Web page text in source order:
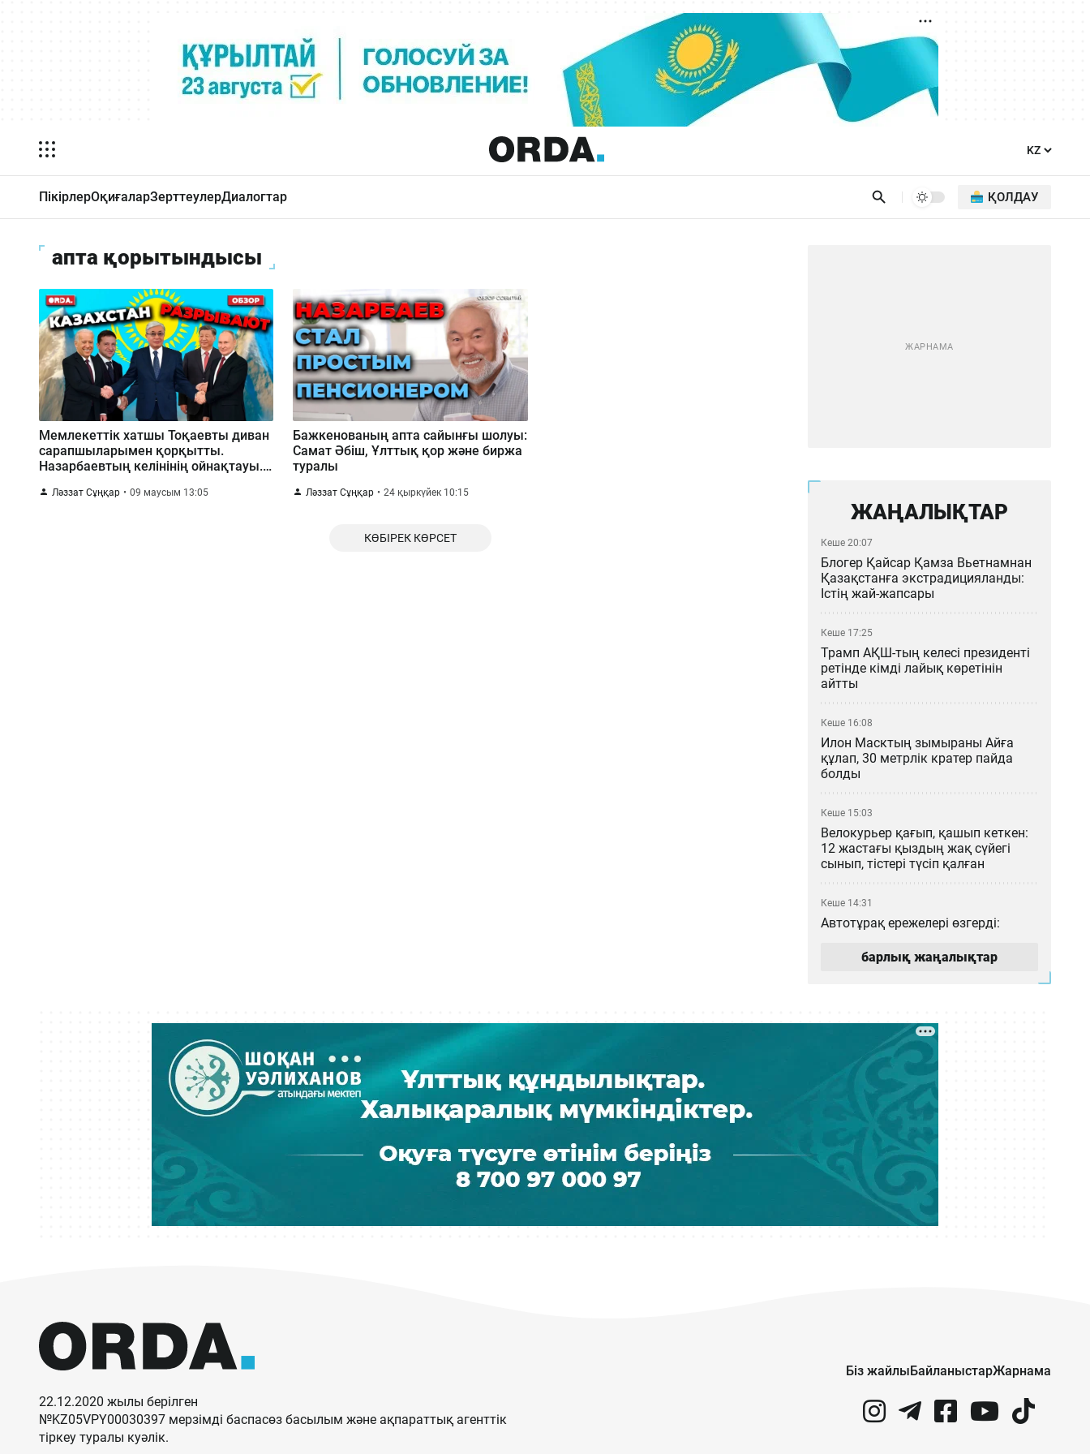
ПікірлерОқиғаларЗерттеулерДиалогтар ҚОЛДАУ
апта қорытындысы
Мемлекеттік хатшы Тоқаевты диван
сарапшыларымен қорқытты.
Назарбаевтың келінінің ойнақтауы.
Ләззат Сұңқар 09 маусым 13:05
Бажкенованың апта сайынғы шолуы:
Самат Әбіш, Ұлттық қор және биржа
туралы
Ләззат Сұңқар 24 қыркүйек 10:15
КӨБІРЕК КӨРСЕТ
ЖАҢАЛЫҚТАР
Кеше 20:07
Блогер Қайсар Қамза Вьетнамнан
Қазақстанға экстрадицияланды:
Істің жай-жапсары
Кеше 17:25
Трамп АҚШ-тың келесі президенті
ретінде кімді лайық көретінін
айтты
Кеше 16:08
Илон Масктың зымыраны Айға
құлап, 30 метрлік кратер пайда
болды
Кеше 15:03
Велокурьер қағып, қашып кеткен:
12 жастағы қыздың жақ сүйегі
сынып, тістері түсіп қалған
Кеше 14:31
Автотұрақ ережелері өзгерді:
білуі қажет?
Арена» тарихи матчқа дайын ба?
Нұрайға қатысты «72 рет пышақ
сұғар едім» деген пікір жазған
адам анықталып, хаттама
толтырылды
Кеше 11:39
«Байден ұқсап құлап қалмасын»:
Невададағы Трамптың әзілі мемге
айналды
Димаштың түрік тіліндегі жаңа әні
орында тұр
барлық жаңалықтар
22.12.2020 жылы берілген
№KZ05VPY00030397 мерзімді баспасөз басылым және ақпараттық агенттік
тіркеу туралы куәлік.
Біз жайлыБайланыстарЖарнама